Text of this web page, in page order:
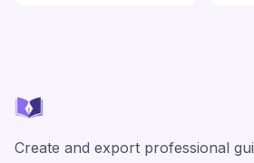
Create and export professional